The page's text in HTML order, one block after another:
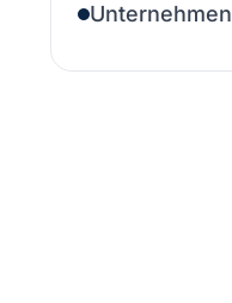
Unternehmen